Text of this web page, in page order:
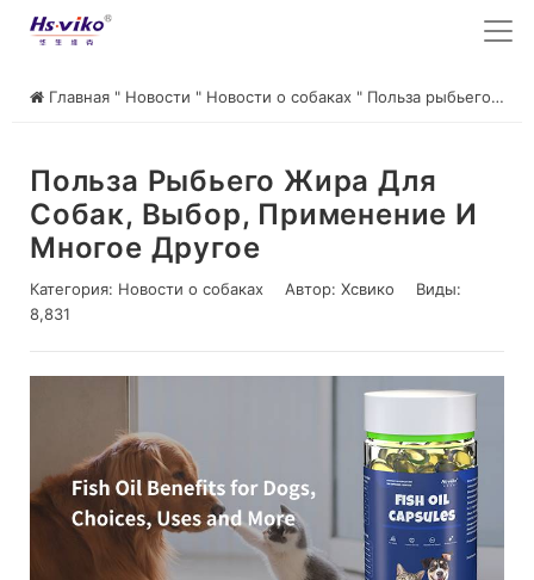
Главная " Новости " Новости о собаках " Польза рыбьего жира для собак, выбор, применение и многое другое
Польза Рыбьего Жира Для
Собак, Выбор, Применение И
Многое Другое
Категория: Новости о собаках Автор: Хсвико
Виды:
8,831